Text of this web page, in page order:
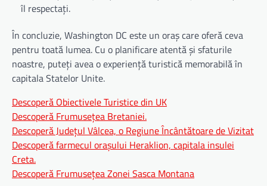
îl respectați.
În concluzie, Washington DC este un oraș care oferă ceva
pentru toată lumea. Cu o planificare atentă și sfaturile
noastre, puteți avea o experiență turistică memorabilă în
capitala Statelor Unite.
Descoperă Obiectivele Turistice din UK
Descoperă Frumusețea Bretaniei.
Descoperă Județul Vâlcea, o Regiune Încântătoare de Vizitat
Descoperă farmecul orașului Heraklion, capitala insulei
Creta.
Descoperă Frumusețea Zonei Sasca Montana